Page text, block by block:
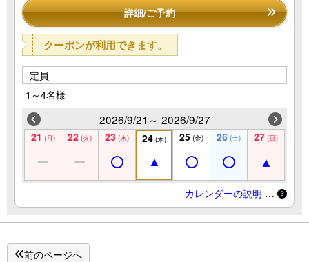
詳細/ご予約
クーポンが利用できます。
定員
1～4名様
2026/9/21～ 2026/9/27
21 (月) 22 (火) 23 (水) 24 (木) 25 (金) 26 (土) 27 (日)
カレンダーの説明 …
前のページへ